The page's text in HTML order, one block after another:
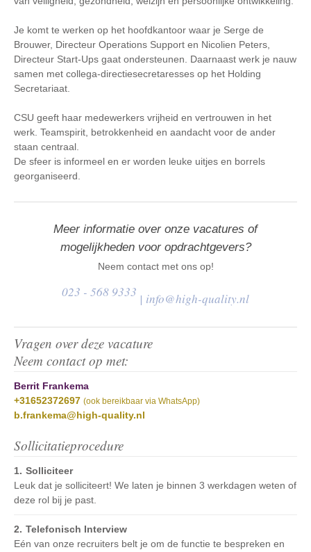
Vragen over deze vacature
Neem contact op met:
Berrit Frankema
+31652372697 (ook bereikbaar via WhatsApp)
b.frankema@high-quality.nl
Sollicitatieprocedure
Solliciteer
Leuk dat je solliciteert! We laten je binnen 3 werkdagen weten of
deze rol bij je past.
Telefonisch Interview
Eén van onze recruiters belt je om de functie te bespreken en
Je komt te werken op het hoofdkantoor waar je Serge de
Brouwer, Directeur Operations Support en Nicolien Peters,
Directeur Start-Ups gaat ondersteunen. Daarnaast werk je nauw
samen met collega-directiesecretaresses op het Holding
Secretariaat.
CSU geeft haar medewerkers vrijheid en vertrouwen in het
werk. Teamspirit, betrokkenheid en aandacht voor de ander
staan centraal.
De sfeer is informeel en er worden leuke uitjes en borrels
georganiseerd.
Meer informatie over onze vacatures of
mogelijkheden voor opdrachtgevers?
Neem contact met ons op!
023 - 568 9333 | info@high-quality.nl